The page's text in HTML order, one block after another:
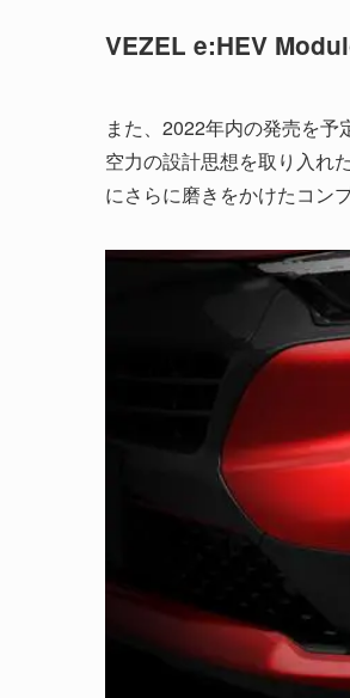
VEZEL e:HEV
また、2022年内の発売を
空力の設計思想を取り入れ
にさらに磨きをかけたコン